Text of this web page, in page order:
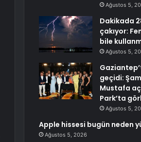
Ağustos 5,
Dakikada
çakıyor:
bile
Ağustos 5,
geçidi:
Mustafa
Park’ta
Ağustos 5,
Apple hissesi bugün neden
Ağustos 5, 2026